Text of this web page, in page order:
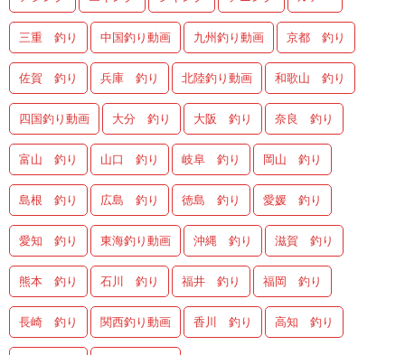
三重 釣り 中国釣り動画 九州釣り動画 京都 釣り
佐賀 釣り 兵庫 釣り 北陸釣り動画 和歌山 釣り
四国釣り動画 大分 釣り 大阪 釣り 奈良 釣り
富山 釣り 山口 釣り 岐阜 釣り 岡山 釣り
島根 釣り 広島 釣り 徳島 釣り 愛媛 釣り
愛知 釣り 東海釣り動画 沖縄 釣り 滋賀 釣り
熊本 釣り 石川 釣り 福井 釣り 福岡 釣り
長崎 釣り 関西釣り動画 香川 釣り 高知 釣り